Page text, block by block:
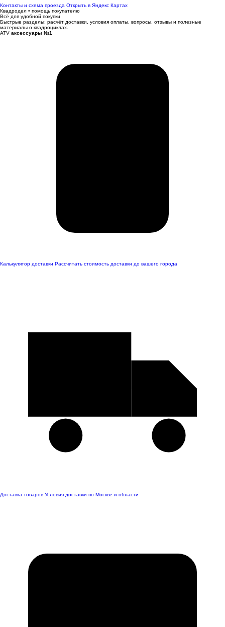
Контакты и схема проезда Открыть в Яндекс Картах
Квадродел • помощь покупателю
Всё для удобной покупки
Быстрые разделы: расчёт доставки, условия оплаты, вопросы, отзывы и полезные
материалы о квадроциклах.
ATV аксессуары №1
Калькулятор доставки Рассчитать стоимость доставки до вашего города
Доставка товаров Условия доставки по Москве и области